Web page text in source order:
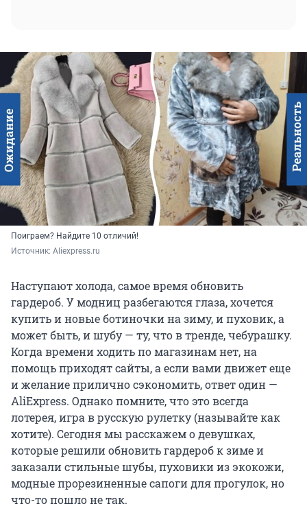
Поиграем? Найдите 10 отличий!
Источник: Aliexpress.ru
Наступают холода, самое время обновить
гардероб. У модниц разбегаются глаза, хочется
купить и новые ботиночки на зиму, и пуховик, а
может быть, и шубу — ту, что в тренде, чебурашку.
Когда времени ходить по магазинам нет, на
помощь приходят сайты, а если вами движет еще
и желание прилично сэкономить, ответ один —
AliExpress. Однако помните, что это всегда
лотерея, игра в русскую рулетку (называйте как
хотите). Сегодня мы расскажем о девушках,
которые решили обновить гардероб к зиме и
заказали стильные шубы, пуховики из экокожи,
модные прорезиненные сапоги для прогулок, но
что-то пошло не так.